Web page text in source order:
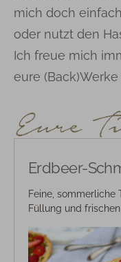
mich doch
oder nutzt den
Ich freue mich
eure
Erdbeer-
Feine, sommerliche
Füllung und